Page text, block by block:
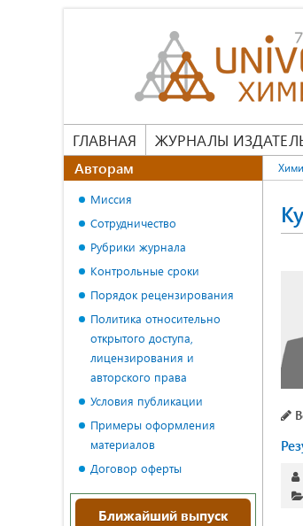
ГЛАВНАЯ ЖУРНАЛЫ
Авторам
Миссия
Сотрудничество
Рубрики журнала
Контрольные сроки
Порядок рецензирования
Политика относительно
открытого доступа,
лицензирования и
авторского права
Условия публикации
Примеры оформления
материалов
Договор оферты
Ближайший выпуск